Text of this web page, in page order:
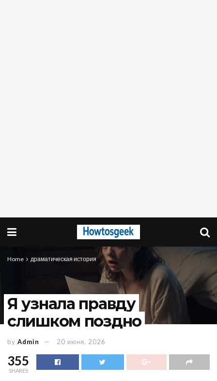
Home драматическая история
Я узнала правду
слишком поздно
by Admin 20 июня, 2026
355
SHARES